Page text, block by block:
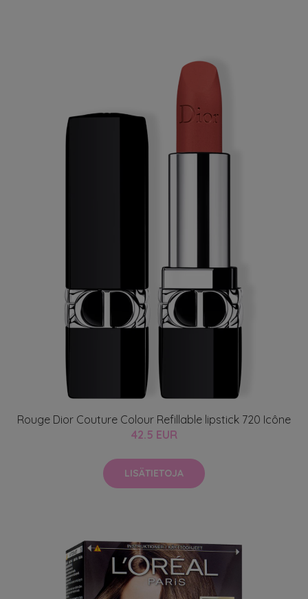
Rouge Dior Couture Colour Refillable lipstick 720 Icône
42.5 EUR
LISÄTIETOJA